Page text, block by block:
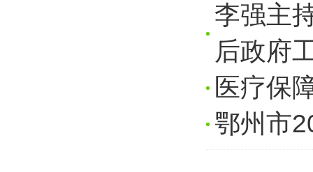
李强主
后政府
医疗保
鄂州市